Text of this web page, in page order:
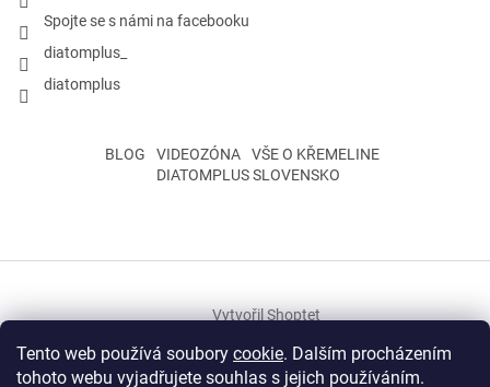
Tento web používá soubory cookie. Dalším procházením
tohoto webu vyjadřujete souhlas s jejich používáním.
Spojte se s námi na facebooku
diatomplus_
diatomplus
BLOG VIDEOZÓNA
VŠE O KŘEMELINE
DIATOMPLUS SLOVENSKO
Vytvořil Shoptet
Copyright 2026Rosivka s.r.o.. Všechna práva vyhrazena.Upravit